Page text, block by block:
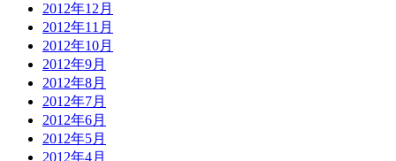
2012年12月
2012年11月
2012年10月
2012年9月
2012年8月
2012年7月
2012年6月
2012年5月
2012年4月